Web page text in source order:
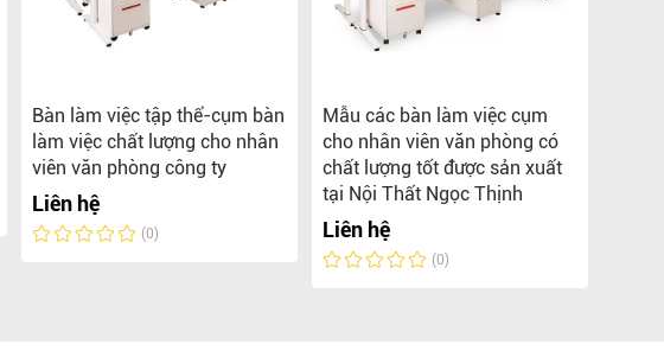
Bàn làm việc tập thể-cụm bàn
làm việc chất lượng cho nhân
viên văn phòng công ty
Liên hệ
(0)
Mẫu các bàn làm việc cụm
cho nhân viên văn phòng có
chất lượng tốt được sản xuất
tại Nội Thất Ngọc Thịnh
Liên hệ
(0)